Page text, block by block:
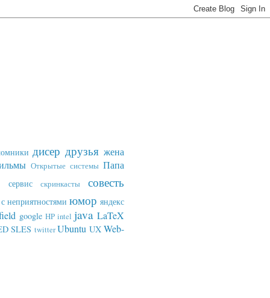
дисер друзья жена
Открытые системы Папа
сервис скринкасты
совесть
неприятностями юмор яндекс
google HP intel java LaTeX
SLES twitterUbuntu UX Web-